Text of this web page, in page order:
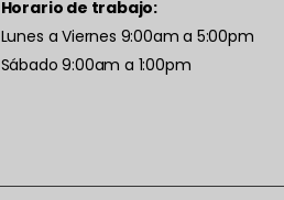
Horario de trabajo:
Lunes a Viernes 9:00am a 5:00pm
Sábado 9:00am a 1:00pm